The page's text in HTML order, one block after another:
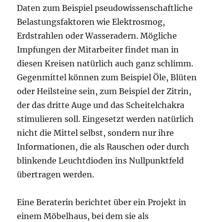
Daten zum Beispiel pseudowissenschaftliche
Belastungsfaktoren wie Elektrosmog,
Erdstrahlen oder Wasseradern. Mögliche
Impfungen der Mitarbeiter findet man in
diesen Kreisen natürlich auch ganz schlimm.
Gegenmittel können zum Beispiel Öle, Blüten
oder Heilsteine sein, zum Beispiel der Zitrin,
der das dritte Auge und das Scheitelchakra
stimulieren soll. Eingesetzt werden natürlich
nicht die Mittel selbst, sondern nur ihre
Informationen, die als Rauschen oder durch
blinkende Leuchtdioden ins Nullpunktfeld
übertragen werden.
Eine Beraterin berichtet über ein Projekt in
einem Möbelhaus, bei dem sie als